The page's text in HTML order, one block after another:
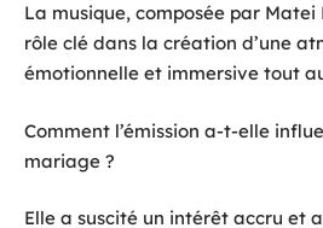
La musique, composée par Matei
rôle clé dans la création d’une
émotionnelle et immersive tout
Comment l’émission a-t-elle
mariage ?
Elle a suscité un intérêt accru et